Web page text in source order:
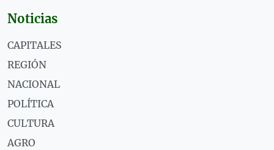
Noticias
CAPITALES
REGIÓN
NACIONAL
POLÍTICA
CULTURA
AGRO